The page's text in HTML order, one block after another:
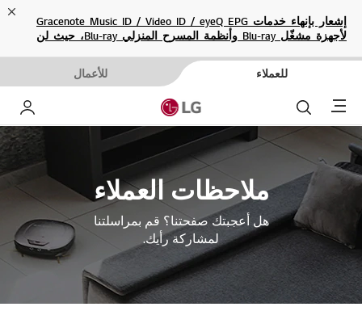
إشعار بإنهاء خدمات Gracenote Music ID / Video ID / eyeQ EPG
لأجهزة مشغّل Blu-ray وأنظمة المسرح المنزلي Blu-ray، حيث لن
للعملاء للأعمال
Menu بحث
ملاحظات العملاء
هل أعجبتك صفحتنا؟ قم بمراسلتنا
لمشاركة رأيك.